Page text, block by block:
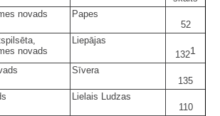
novads
Papes
52
novads
Liepājas
1321
Sīvera
135
Lielais Ludzas
110